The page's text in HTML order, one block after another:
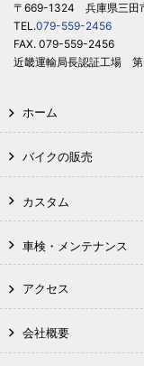
〒669-1324 兵庫県三田
TEL.079-559-2456
FAX. 079-559-2456
近畿運輸局長認証工場
ホーム
バイクの販売
カスタム
車検・メンテナンス
アクセス
会社概要